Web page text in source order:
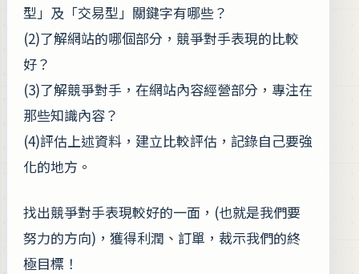
型」及「交易型」關鍵字有哪些？
(2)了解網站的哪個部分，競爭對手表現的比較
好？
(3)了解競爭對手，在網站內容經營部分，專注在
那些知識內容？
(4)評估上述資料，建立比較評估，記錄自己要強
化的地方。
找出競爭對手表現較好的一面，(也就是我們要
努力的方向)，獲得利潤、訂單，裁示我們的終
極目標！